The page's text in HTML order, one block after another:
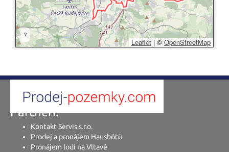
?
Leaflet | © OpenStreetMap
Partneři:
Kontakt Servis s.r.o.
Prodej a pronájem Hausbótů
Pronájem lodí na Vltavě